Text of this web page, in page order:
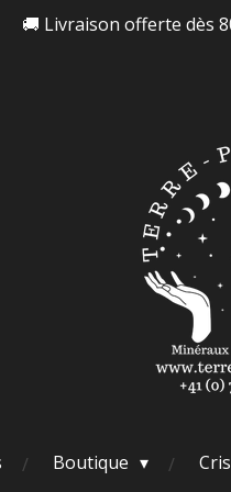
🚚 Livraison offerte dès
Boutique